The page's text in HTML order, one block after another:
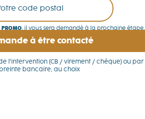
PROMO, il vous sera demandé à la prochaine étape.
à être contacté
l’intervention (CB / virement / chèque) ou par
bancaire, au choix